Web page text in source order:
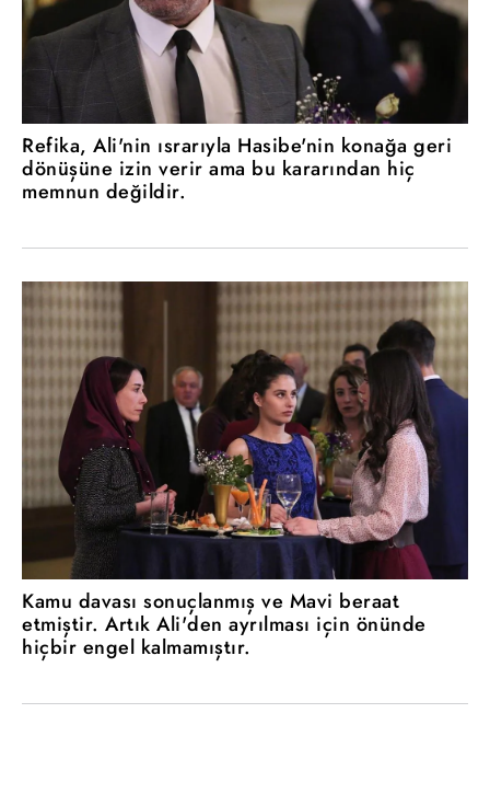
Refika, Ali'nin ısrarıyla Hasibe'nin konağa geri
dönüşüne izin verir ama bu kararından hiç
memnun değildir.
Kamu davası sonuçlanmış ve Mavi beraat
etmiştir. Artık Ali'den ayrılması için önünde
hiçbir engel kalmamıştır.